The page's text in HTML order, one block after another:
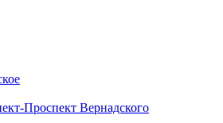
Проспект Вернадского